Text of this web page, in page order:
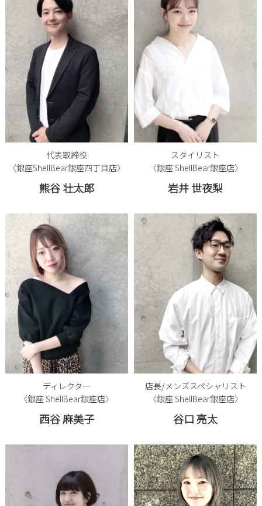
代表取締役
〈銀座ShellBear銀座四丁目店〉
熊谷 壮太郎
スタイリスト
〈銀座 ShellBear銀座店〉
岩井 世夜梨
ディレクター
〈銀座 ShellBear銀座店〉
西谷 麻美子
店長/メンズスペシャリスト
〈銀座 ShellBear銀座店〉
谷口 亮太